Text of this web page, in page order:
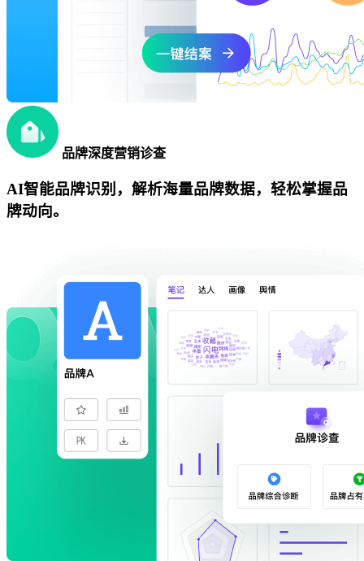
品牌深度营销诊查
AI智能品牌识别，解析海量品牌数据，轻松掌握品
牌动向。